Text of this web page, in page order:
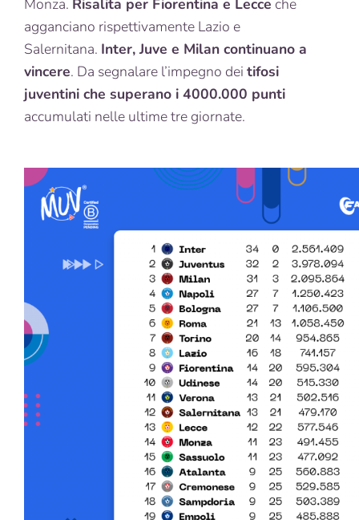
agganciano rispettivamente Lazio e
Salernitana. Inter, Juve e Milan continuano a
vincere. Da segnalare l’impegno dei tifosi
juventini che superano i 4000.000 punti
accumulati nelle ultime tre giornate.